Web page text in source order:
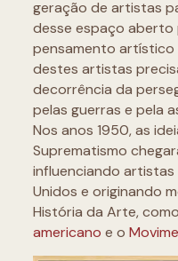
geração de artistas
desse espaço aberto
pensamento artístico
destes artistas
decorrência da
pelas guerras e pela
Nos anos 1950, as
Suprematismo
influenciando artistas
Unidos e originando
História da Arte,
americano e o